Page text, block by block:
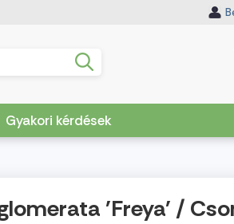
Gyakori kérdések
'Freya' /